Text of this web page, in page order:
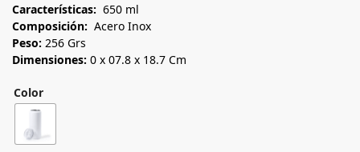
Características: 650 ml
Composición: Acero Inox
Peso: 256 Grs
Dimensiones: 0 x 07.8 x 18.7 Cm
Color